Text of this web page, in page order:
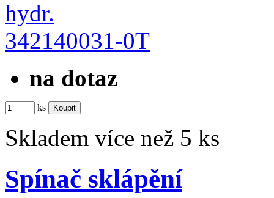
342140031-0T
na dotaz
ks
Skladem více než 5 ks
Spínač sklápění